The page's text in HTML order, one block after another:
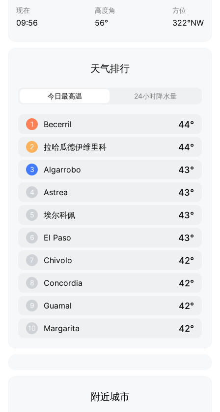
现在
09:56
高度角
56°
方位
322°NW
天气排行
今日最高温 24小时降水量
1 Becerril 44°
2 拉哈瓜德伊维里科 44°
3 Algarrobo 43°
4 Astrea 43°
5 埃尔科佩 43°
6 El Paso 43°
7 Chivolo 42°
8 Concordia 42°
9 Guamal 42°
10 Margarita 42°
附近城市